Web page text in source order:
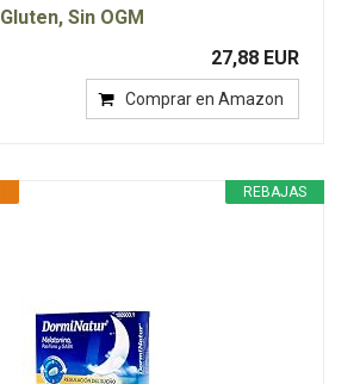
Sin OGM
27,88 EUR
Comprar en Amazon
REBAJAS